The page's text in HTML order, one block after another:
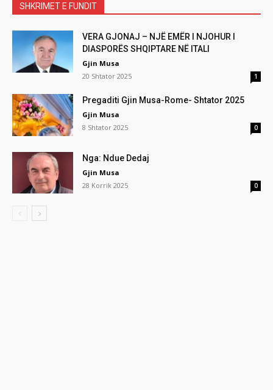
SHKRIMET E FUNDIT
VERA GJONAJ – NJË EMËR I NJOHUR I
DIASPORËS SHQIPTARE NË ITALI
Gjin Musa
20 Shtator 2025
1
Pregaditi Gjin Musa-Rome- Shtator 2025
Gjin Musa
8 Shtator 2025
0
Nga: Ndue Dedaj
Gjin Musa
28 Korrik 2025
0